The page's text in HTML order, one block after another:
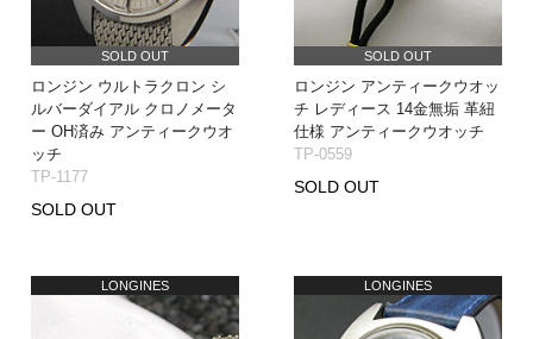
SOLD OUT
ロンジン ウルトラクロン シ
ルバーダイアル クロノメータ
ー OH済み アンティークウオ
ッチ
TP-1177
SOLD OUT
SOLD OUT
ロンジン アンティークウオッ
チ レディース 14金無垢 革紐
仕様 アンティークウオッチ
TP-0559
SOLD OUT
LONGINES LONGINES